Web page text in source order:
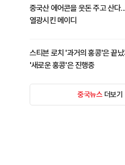
중국산 에어콘을 웃돈 주고 산다
열광시킨 메이디
스티븐 로치 '과거의 홍콩'은 끝
'새로운 홍콩'은 진행중
중국뉴스더보기